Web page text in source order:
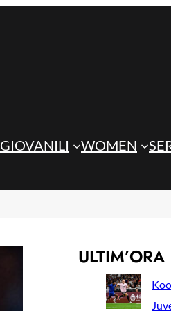
GIOVANILI WOMEN
ULTIM’ORA